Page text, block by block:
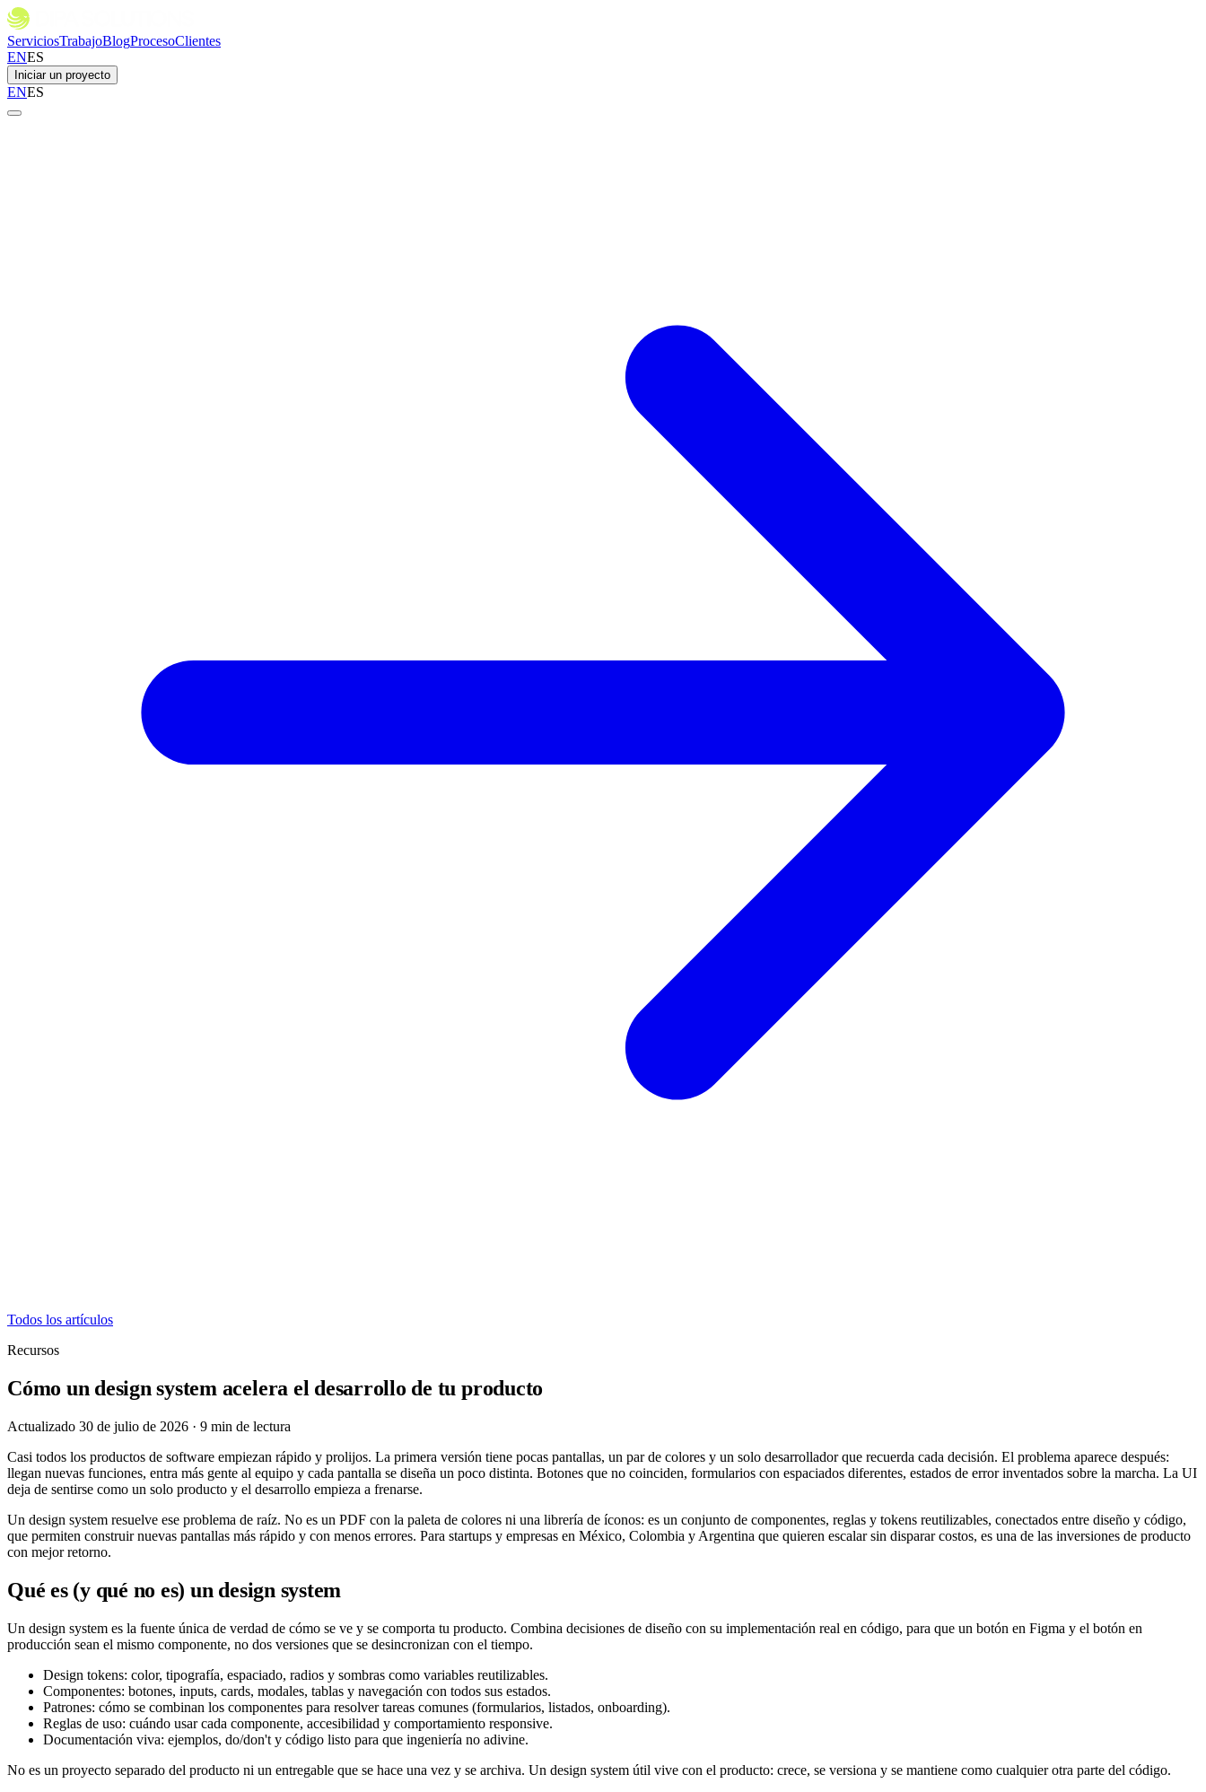
ServiciosTrabajoBlogProcesoClientes
ENES
Iniciar un proyecto
ENES
Todos los artículos
Recursos
Cómo un design system acelera el desarrollo de tu producto
Actualizado 30 de julio de 2026 · 9 min de lectura
Casi todos los productos de software empiezan rápido y prolijos. La primera versión tiene pocas pantallas, un par de colores y un solo desarrollador que recuerda cada decisión. El problema aparece después:
llegan nuevas funciones, entra más gente al equipo y cada pantalla se diseña un poco distinta. Botones que no coinciden, formularios con espaciados diferentes, estados de error inventados sobre la marcha. La UI
deja de sentirse como un solo producto y el desarrollo empieza a frenarse.
Un design system resuelve ese problema de raíz. No es un PDF con la paleta de colores ni una librería de íconos: es un conjunto de componentes, reglas y tokens reutilizables, conectados entre diseño y código,
que permiten construir nuevas pantallas más rápido y con menos errores. Para startups y empresas en México, Colombia y Argentina que quieren escalar sin disparar costos, es una de las inversiones de producto
con mejor retorno.
Qué es (y qué no es) un design system
Un design system es la fuente única de verdad de cómo se ve y se comporta tu producto. Combina decisiones de diseño con su implementación real en código, para que un botón en Figma y el botón en
producción sean el mismo componente, no dos versiones que se desincronizan con el tiempo.
Design tokens: color, tipografía, espaciado, radios y sombras como variables reutilizables.
Componentes: botones, inputs, cards, modales, tablas y navegación con todos sus estados.
Patrones: cómo se combinan los componentes para resolver tareas comunes (formularios, listados, onboarding).
Reglas de uso: cuándo usar cada componente, accesibilidad y comportamiento responsive.
Documentación viva: ejemplos, do/don't y código listo para que ingeniería no adivine.
No es un proyecto separado del producto ni un entregable que se hace una vez y se archiva. Un design system útil vive con el producto: crece, se versiona y se mantiene como cualquier otra parte del código.